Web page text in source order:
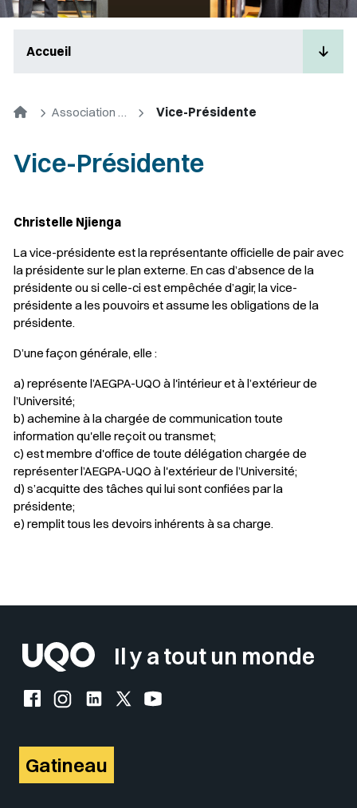
Accueil
Accueil Association des étudiants en gestion de projet et administration Vice-Présidente
Vice-Présidente
Christelle Njienga
La vice-présidente est la représentante officielle de pair avec
la présidente sur le plan externe. En cas d’absence de la
présidente ou si celle-ci est empêchée d’agir, la vice-
présidente a les pouvoirs et assume les obligations de la
présidente.
D’une façon générale, elle :
a) représente l’AEGPA-UQO à l'intérieur et à l’extérieur de
l’Université;
b) achemine à la chargée de communication toute
information qu'elle reçoit ou transmet;
c) est membre d'office de toute délégation chargée de
représenter l’AEGPA-UQO à l'extérieur de l’Université;
d) s’acquitte des tâches qui lui sont confiées par la
présidente;
e) remplit tous les devoirs inhérents à sa charge.
Il y a tout un monde
Facebook de l'UQO
Instagram de l'UQO
LinkedIn de l'UQO
X (Twitter) de l'UQO
YouTube de l'UQO
Gatineau